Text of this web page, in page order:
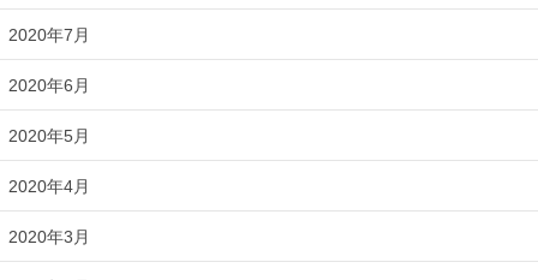
2020年7月
2020年6月
2020年5月
2020年4月
2020年3月